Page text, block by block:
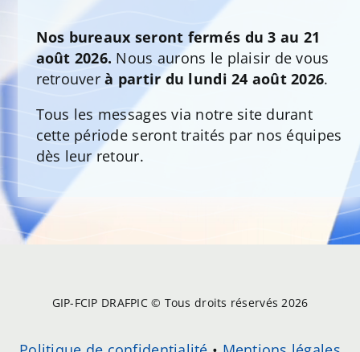
Nos bureaux seront fermés du 3 au 21
août 2026. Nous aurons le plaisir de vous
retrouverà partir du lundi 24 août 2026.
Tous les messages via notre site durant
cette période seront traités par nos équipes
dès leur retour.
GIP-FCIP DRAFPIC © Tous droits réservés 2026